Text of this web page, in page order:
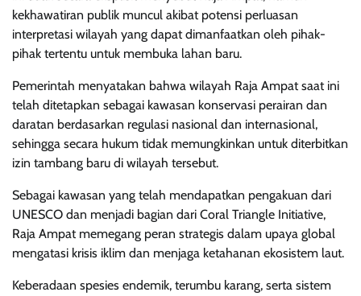
kekhawatiran publik muncul akibat potensi perluasan
interpretasi wilayah yang dapat dimanfaatkan oleh pihak-
pihak tertentu untuk membuka lahan baru.
Pemerintah menyatakan bahwa wilayah Raja Ampat saat ini
telah ditetapkan sebagai kawasan konservasi perairan dan
daratan berdasarkan regulasi nasional dan internasional,
sehingga secara hukum tidak memungkinkan untuk diterbitkan
izin tambang baru di wilayah tersebut.
Sebagai kawasan yang telah mendapatkan pengakuan dari
UNESCO dan menjadi bagian dari Coral Triangle Initiative,
Raja Ampat memegang peran strategis dalam upaya global
mengatasi krisis iklim dan menjaga ketahanan ekosistem laut.
Keberadaan spesies endemik, terumbu karang, serta sistem